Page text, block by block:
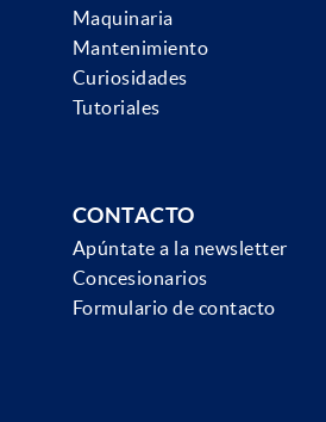
Maquinaria
Mantenimiento
Curiosidades
Tutoriales
CONTACTO
Apúntate a la newsletter
Concesionarios
Formulario de contacto